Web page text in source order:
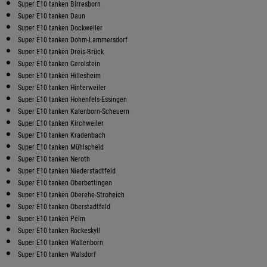
Super E10 tanken Birresborn
Super E10 tanken Daun
Super E10 tanken Dockweiler
Super E10 tanken Dohm-Lammersdorf
Super E10 tanken Dreis-Brück
Super E10 tanken Gerolstein
Super E10 tanken Hillesheim
Super E10 tanken Hinterweiler
Super E10 tanken Hohenfels-Essingen
Super E10 tanken Kalenborn-Scheuern
Super E10 tanken Kirchweiler
Super E10 tanken Kradenbach
Super E10 tanken Mühlscheid
Super E10 tanken Neroth
Super E10 tanken Niederstadtfeld
Super E10 tanken Oberbettingen
Super E10 tanken Oberehe-Stroheich
Super E10 tanken Oberstadtfeld
Super E10 tanken Pelm
Super E10 tanken Rockeskyll
Super E10 tanken Wallenborn
Super E10 tanken Walsdorf